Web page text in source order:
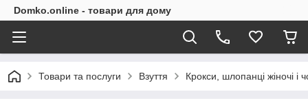
Domko.online - товари для дому
Товари та послуги Взуття Крокси, шлопанці жіночі і